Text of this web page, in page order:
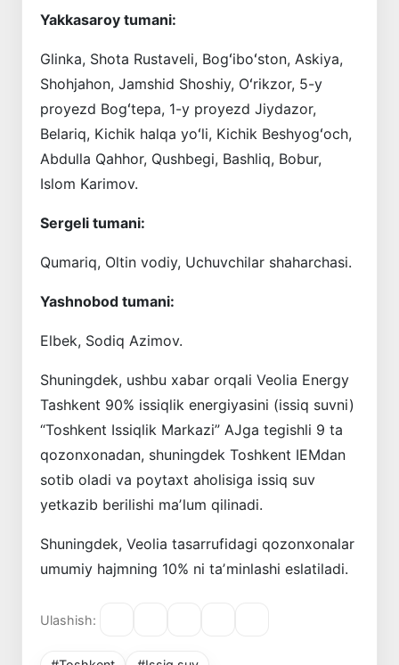
Yakkasaroy tumani:
Glinka, Shota Rustaveli, Bogʻiboʻston, Askiya,
Shohjahon, Jamshid Shoshiy, Oʻrikzor, 5-y
proyezd Bogʻtepa, 1-y proyezd Jiydazor,
Belariq, Kichik halqa yoʻli, Kichik Beshyogʻoch,
Abdulla Qahhor, Qushbegi, Bashliq, Bobur,
Islom Karimov.
Sergeli tumani:
Qumariq, Oltin vodiy, Uchuvchilar shaharchasi.
Yashnobod tumani:
Elbek, Sodiq Azimov.
Shuningdek, ushbu xabar orqali Veolia Energy
Tashkent 90% issiqlik energiyasini (issiq suvni)
“Toshkent Issiqlik Markazi” AJga tegishli 9 ta
qozonxonadan, shuningdek Toshkent IEMdan
sotib oladi va poytaxt aholisiga issiq suv
yetkazib berilishi maʼlum qilinadi.
Shuningdek, Veolia tasarrufidagi qozonxonalar
umumiy hajmning 10% ni taʼminlashi eslatiladi.
Ulashish: